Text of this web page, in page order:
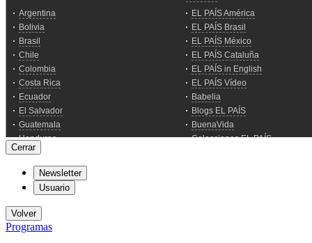
Cerrar
Newsletter
Usuario
Volver
Programas